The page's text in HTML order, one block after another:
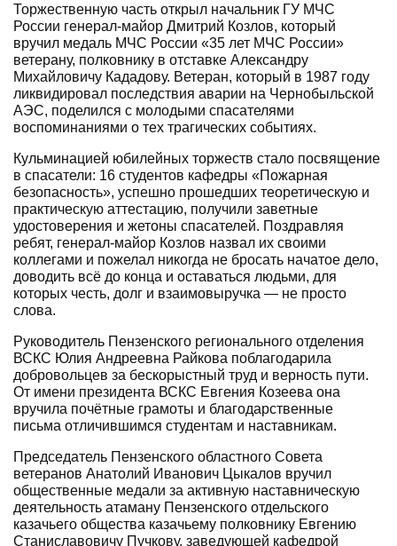
Торжественную часть открыл начальник ГУ МЧС
России генерал-майор Дмитрий Козлов, который
вручил медаль МЧС России «35 лет МЧС России»
ветерану, полковнику в отставке Александру
Михайловичу Кададову. Ветеран, который в 1987 году
ликвидировал последствия аварии на Чернобыльской
АЭС, поделился с молодыми спасателями
воспоминаниями о тех трагических событиях.
Кульминацией юбилейных торжеств стало посвящение
в спасатели: 16 студентов кафедры «Пожарная
безопасность», успешно прошедших теоретическую и
практическую аттестацию, получили заветные
удостоверения и жетоны спасателей. Поздравляя
ребят, генерал-майор Козлов назвал их своими
коллегами и пожелал никогда не бросать начатое дело,
доводить всё до конца и оставаться людьми, для
которых честь, долг и взаимовыручка — не просто
слова.
Руководитель Пензенского регионального отделения
ВСКС Юлия Андреевна Райкова поблагодарила
добровольцев за бескорыстный труд и верность пути.
От имени президента ВСКС Евгения Козеева она
вручила почётные грамоты и благодарственные
письма отличившимся студентам и наставникам.
Председатель Пензенского областного Совета
ветеранов Анатолий Иванович Цыкалов вручил
общественные медали за активную наставническую
деятельность атаману Пензенского отдельского
казачьего общества казачьему полковнику Евгению
Станиславовичу Пучкову, заведующей кафедрой